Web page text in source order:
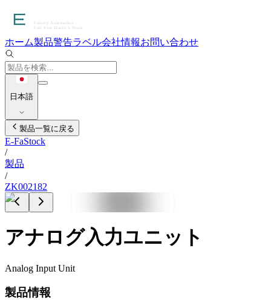
ホーム製品警告ラベル会社情報お問い合わせ
日本語
製品一覧に戻る
E-FaStock
/
製品
/
ZK002182
アナログ入力ユニット
Analog Input Unit
製品情報